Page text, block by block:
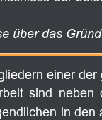
über das
einer
sind neben
in den